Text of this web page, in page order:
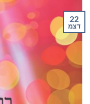
22
דצמ